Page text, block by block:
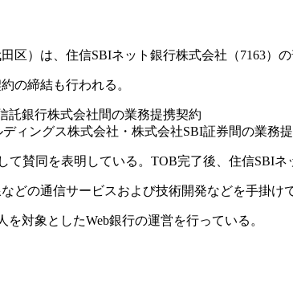
区）は、住信SBIネット銀行株式会社（7163）
の締結も行われる。
託銀行株式会社間の業務提携契約
ディングス株式会社・株式会社SBI証券間の業務
て賛同を表明している。TOB完了後、住信SBIネ
どの通信サービスおよび技術開発などを手掛け
対象としたWeb銀行の運営を行っている。